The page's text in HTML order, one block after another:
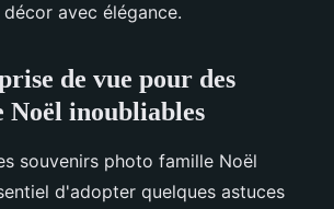
avec élégance.
de vue pour des
Noël inoubliables
souvenirs photo famille Noël
d'adopter quelques astuces